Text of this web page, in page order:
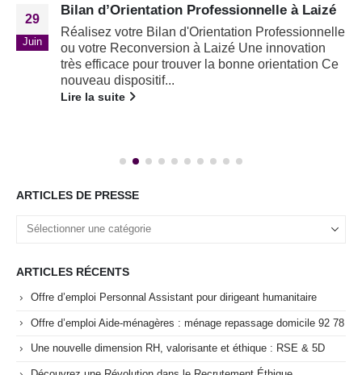
29
Juin
Bilan d’Orientation Professionnelle à Laizé
Réalisez votre Bilan d'Orientation Professionnelle
ou votre Reconversion à Laizé Une innovation
très efficace pour trouver la bonne orientation Ce
nouveau dispositif...
Lire la suite
ARTICLES DE PRESSE
ARTICLES RÉCENTS
Offre d’emploi Personnal Assistant pour dirigeant humanitaire
Offre d’emploi Aide-ménagères : ménage repassage domicile 92 78
Une nouvelle dimension RH, valorisante et éthique : RSE & 5D